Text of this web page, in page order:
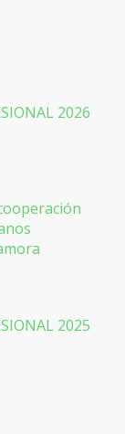
2026
2025